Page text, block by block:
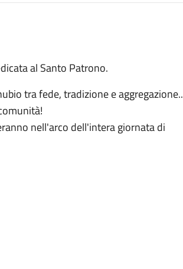
al Santo Patrono.
tra fede, tradizione e aggregazione..
nell'arco dell'intera giornata di